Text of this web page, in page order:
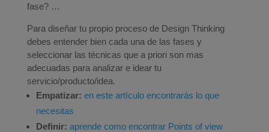
fase? …
Para diseñar tu propio proceso de Design Thinking
debes entender bien cada una de las fases y
seleccionar las técnicas que a priori son mas
adecuadas para analizar e idear tu
servicio/producto/idea.
Empatizar: en este artículo encontrarás lo que
necesitas
Definir: aprende como encontrar Points of view